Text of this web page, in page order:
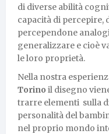
di diverse abilità
capacità di percepire,
percependone
generalizzare e cioè
le loro proprietà.
Nella nostra
Torino il disegno
trarre elementi sulla
personalità del
nel proprio mondo